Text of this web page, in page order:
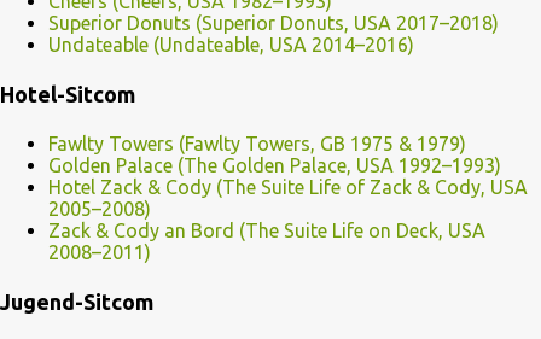
Superior Donuts (Superior Donuts, USA 2017–2018)
Undateable (Undateable, USA 2014–2016)
Hotel-Sitcom
Fawlty Towers (Fawlty Towers, GB 1975 & 1979)
Golden Palace (The Golden Palace, USA 1992–1993)
Hotel Zack & Cody (The Suite Life of Zack & Cody, USA
2005–2008)
Zack & Cody an Bord (The Suite Life on Deck, USA
2008–2011)
Jugend-Sitcom